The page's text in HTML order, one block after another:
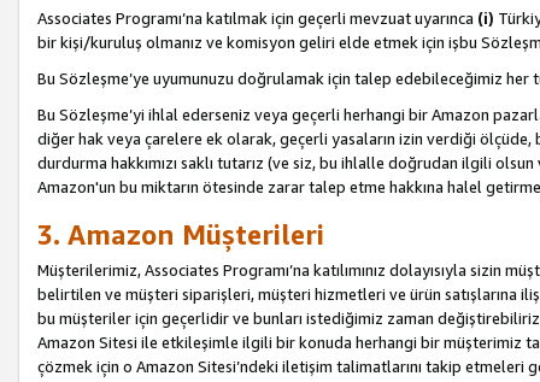
Associates Programı’na katılmak için geçerli mevzuat uyarınca (i)
bir kişi/kuruluş olmanız ve komisyon geliri elde etmek için işbu
Bu Sözleşme’ye uyumunuzu doğrulamak için talep edebileceğimiz
Bu Sözleşme’yi ihlal ederseniz veya geçerli herhangi bir Amazon
diğer hak veya çarelere ek olarak, geçerli yasaların izin verdiği
durdurma hakkımızı saklı tutarız (ve siz, bu ihlalle doğrudan ilgili
Amazon'un bu miktarın ötesinde zarar talep etme hakkına halel
3. Amazon Müşterileri
Müşterilerimiz, Associates Programı’na katılımınız dolayısıyla sizin
belirtilen ve müşteri siparişleri, müşteri hizmetleri ve ürün satışlarına
bu müşteriler için geçerlidir ve bunları istediğimiz zaman
Amazon Sitesi ile etkileşimle ilgili bir konuda herhangi bir müşterimiz
çözmek için o Amazon Sitesi’ndeki iletişim talimatlarını takip etmeleri